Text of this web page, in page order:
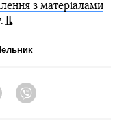
з матеріалами
Telegram